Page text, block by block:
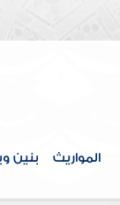
المواريث بنين